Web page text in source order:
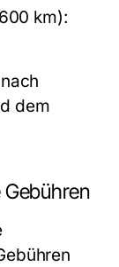
km):
dem